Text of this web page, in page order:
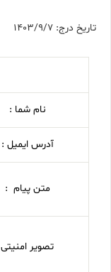
تاریخ درج: 1403/9/7
نام شما :
آدرس ایمیل :
متن پیام :
تصویر امنیتی